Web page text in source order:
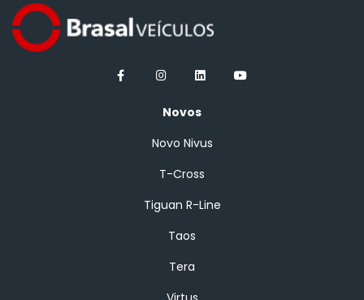
Novos
Novo Nivus
T-Cross
Tiguan R-Line
Taos
Tera